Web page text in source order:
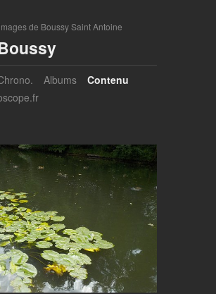
de Boussy Saint Antoine
Albums
Contenu